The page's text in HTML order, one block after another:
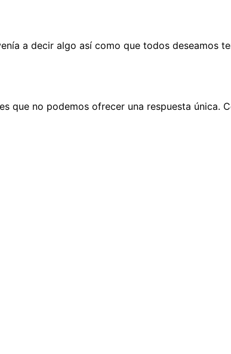
a decir algo así como que todos deseamos
que no podemos ofrecer una respuesta única.